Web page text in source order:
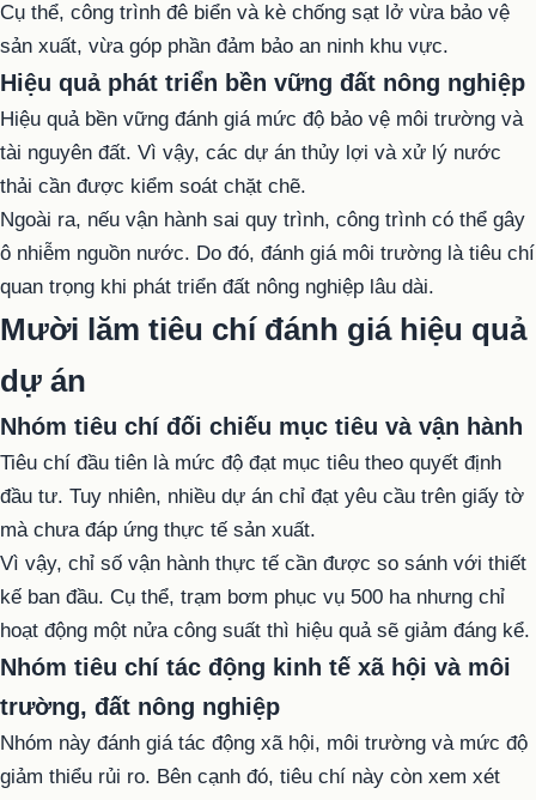
Cụ thể, công trình đê biển và kè chống sạt lở vừa bảo vệ
sản xuất, vừa góp phần đảm bảo an ninh khu vực.
Hiệu quả phát triển bền vững đất nông nghiệp
Hiệu quả bền vững đánh giá mức độ bảo vệ môi trường và
tài nguyên đất. Vì vậy, các dự án thủy lợi và xử lý nước
thải cần được kiểm soát chặt chẽ.
Ngoài ra, nếu vận hành sai quy trình, công trình có thể gây
ô nhiễm nguồn nước. Do đó, đánh giá môi trường là tiêu chí
quan trọng khi phát triển đất nông nghiệp lâu dài.
Mười lăm tiêu chí đánh giá hiệu quả
dự án
Nhóm tiêu chí đối chiếu mục tiêu và vận hành
Tiêu chí đầu tiên là mức độ đạt mục tiêu theo quyết định
đầu tư. Tuy nhiên, nhiều dự án chỉ đạt yêu cầu trên giấy tờ
mà chưa đáp ứng thực tế sản xuất.
Vì vậy, chỉ số vận hành thực tế cần được so sánh với thiết
kế ban đầu. Cụ thể, trạm bơm phục vụ 500 ha nhưng chỉ
hoạt động một nửa công suất thì hiệu quả sẽ giảm đáng kể.
Nhóm tiêu chí tác động kinh tế xã hội và môi
trường, đất nông nghiệp
Nhóm này đánh giá tác động xã hội, môi trường và mức độ
giảm thiểu rủi ro. Bên cạnh đó, tiêu chí này còn xem xét